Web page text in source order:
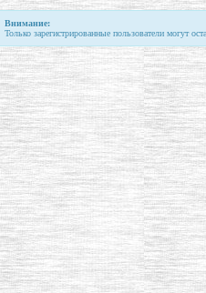
Внимание:
Только зарегистрированные пользователи могут